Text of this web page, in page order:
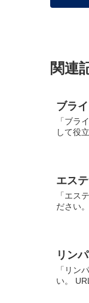
関連
ブラ
「ブラ
して役
エス
「エス
ださい
リン
「リン
い。